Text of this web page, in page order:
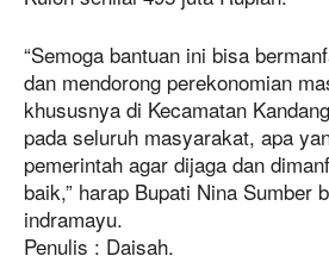
“Semoga bantuan ini bisa
dan mendorong perekonomian
khususnya di Kecamatan
pada seluruh masyarakat, apa
pemerintah agar dijaga dan
baik,” harap Bupati Nina Sumber
indramayu.
Penulis : Daisah.